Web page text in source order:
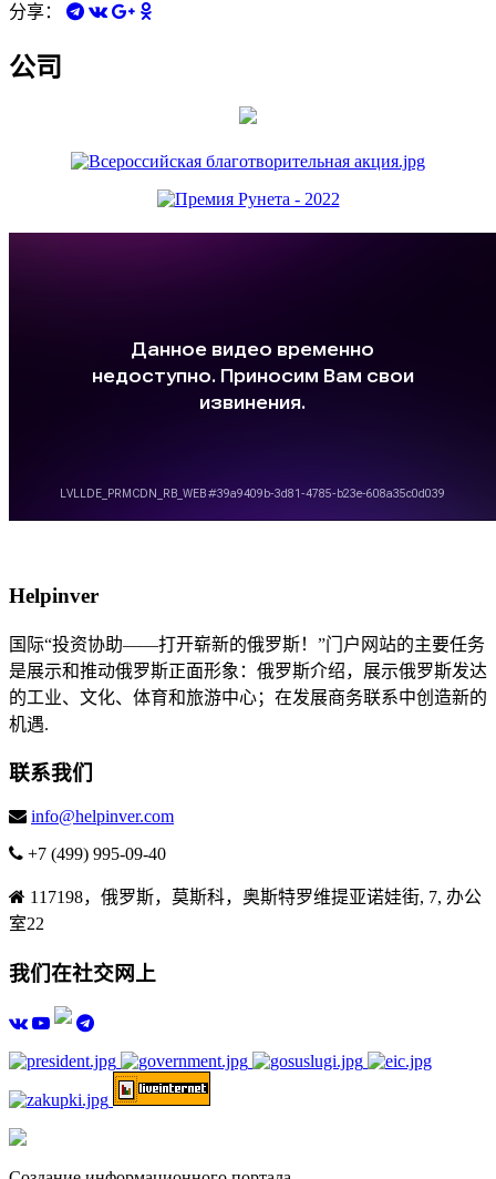
分享：
公司
Helpinver
国际“投资协助——打开崭新的俄罗斯！”门户网站的主要任务
是展示和推动俄罗斯正面形象：俄罗斯介绍，展示俄罗斯发达
的工业、文化、体育和旅游中心；在发展商务联系中创造新的
机遇.
联系我们
info@helpinver.com
+7 (499) 995-09-40
117198，俄罗斯，莫斯科，奥斯特罗维提亚诺娃街, 7, 办公
室22
我们在社交网上